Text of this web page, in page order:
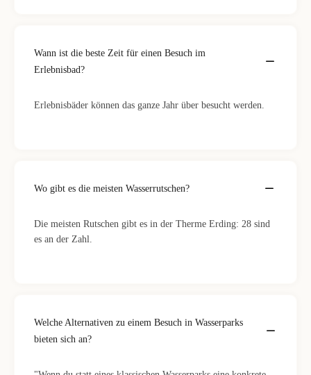
Wann ist die beste Zeit für einen Besuch im
Erlebnisbad?
Erlebnisbäder können das ganze Jahr über besucht werden.
Wo gibt es die meisten Wasserrutschen?
Die meisten Rutschen gibt es in der Therme Erding: 28 sind
es an der Zahl.
Welche Alternativen zu einem Besuch in Wasserparks
bieten sich an?